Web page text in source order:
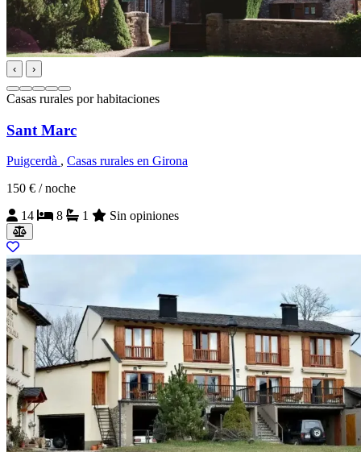
‹ ›
Casas rurales por habitaciones
Sant Marc
Puigcerdà , Casas rurales en Girona
150 € / noche
14
8 1 Sin opiniones